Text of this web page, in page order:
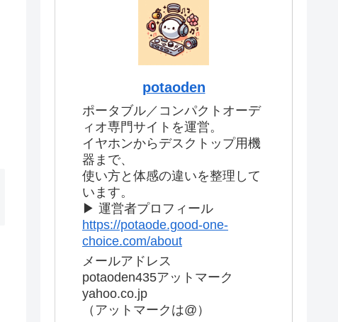
potaoden
ポータブル／コンパクトオーデ
ィオ専門サイトを運営。
イヤホンからデスクトップ用機
器まで、
使い方と体感の違いを整理して
います。
▶ 運営者プロフィール
https://potaode.good-one-
choice.com/about
メールアドレス
potaoden435アットマーク
yahoo.co.jp
（アットマークは@）